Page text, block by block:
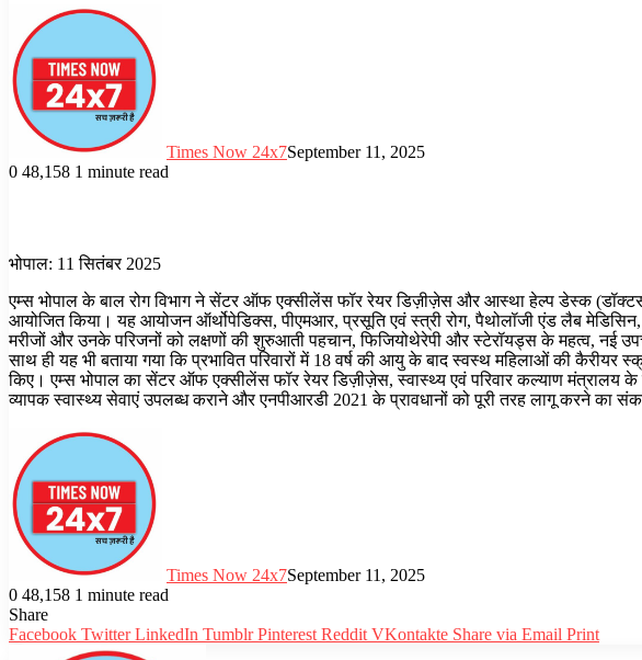
Times Now 24x7September 11, 2025
0 48,158 1 minute read
भोपाल: 11 सितंबर 2025
एम्स भोपाल के बाल रोग विभाग ने सेंटर ऑफ एक्सीलेंस फॉर रेयर डिज़ीज़ेस और आस्था हेल्प डेस्क
आयोजित किया। यह आयोजन ऑर्थोपेडिक्स, पीएमआर, प्रसूति एवं स्त्री रोग, पैथोलॉजी एंड लैब मेडिसिन,
मरीजों और उनके परिजनों को लक्षणों की शुरुआती पहचान, फिजियोथेरेपी और स्टेरॉयड्स के महत्व, नई
साथ ही यह भी बताया गया कि प्रभावित परिवारों में 18 वर्ष की आयु के बाद स्वस्थ महिलाओं की
किए। एम्स भोपाल का सेंटर ऑफ एक्सीलेंस फॉर रेयर डिज़ीज़ेस, स्वास्थ्य एवं परिवार कल्याण मंत्रालय के
व्यापक स्वास्थ्य सेवाएं उपलब्ध कराने और एनपीआरडी 2021 के प्रावधानों को पूरी तरह लागू करने का
Times Now 24x7September 11, 2025
0 48,158 1 minute read
Facebook
Twitter
LinkedIn
Tumblr
Pinterest
Reddit
WhatsApp
Share
Facebook Twitter LinkedIn Tumblr Pinterest Reddit VKontakte Share via Email Print